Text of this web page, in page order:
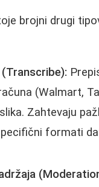
brojni drugi
(Walmart,
Zahtevaju
formati